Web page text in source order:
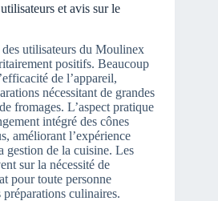
et avis sur le
des utilisateurs du Moulinex
positifs. Beaucoup
de l’appareil,
nécessitant de grandes
fromages. L’aspect pratique
intégré des cônes
améliorant l’expérience
gestion de la cuisine. Les
sur la nécessité de
pour toute personne
culinaires.